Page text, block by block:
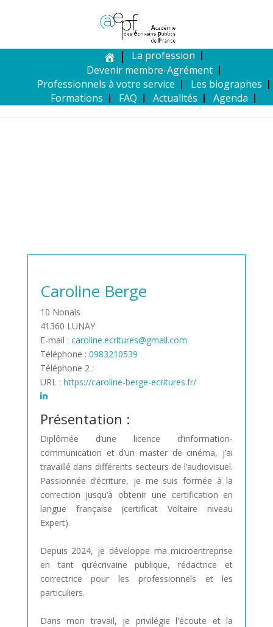
La profession
Devenir membre-Agrément
Professionnels à votre service
Les biographes
Formations
FAQ Actualités Agenda
Caroline Berge
10 Nonais
41360 LUNAY
E-mail : caroline.ecritures@gmail.com
Téléphone : 0983210539
Téléphone 2 :
URL : https://caroline-berge-ecritures.fr/
Présentation :
Diplômée d’une licence d’information-
communication et d’un master de cinéma, j’ai
travaillé dans différents secteurs de l’audiovisuel.
Passionnée d’écriture, je me suis formée à la
correction jusqu’à obtenir une certification en
langue française (certificat Voltaire niveau
Expert).
Depuis 2024, je développe ma microentreprise
en tant qu’écrivaine publique, rédactrice et
correctrice pour les professionnels et les
particuliers.
Dans mon travail, je privilégie l'écoute et la